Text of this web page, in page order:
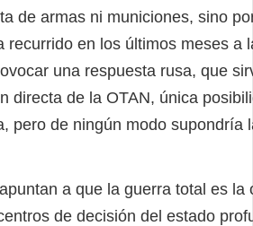
de armas ni municiones, sino
recurrido en los últimos meses a
una respuesta rusa, que
directa de la OTAN, única
pero de ningún modo supondría
a que la guerra total es la
de decisión del estado